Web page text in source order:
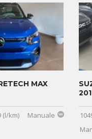
MAX
(l/km) Manuale